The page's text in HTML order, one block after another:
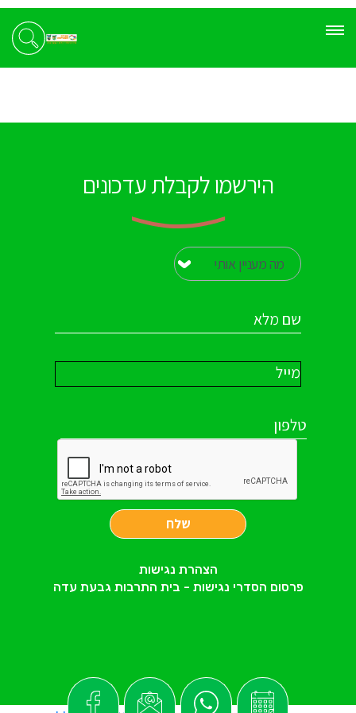
הירשמו לקבלת עדכונים
שלח
הצהרת נגישות
פרסום הסדרי נגישות - בית התרבות גבעת עדה